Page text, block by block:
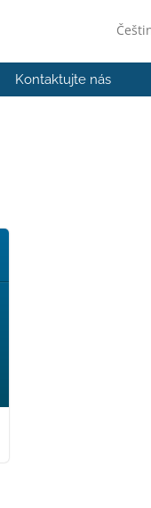
Kontaktujte nás